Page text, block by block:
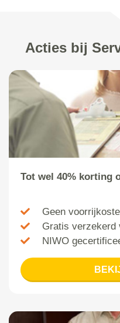
Acties bij
Tot wel 40% korting
Geen
Gratis verzekerd
NIWO